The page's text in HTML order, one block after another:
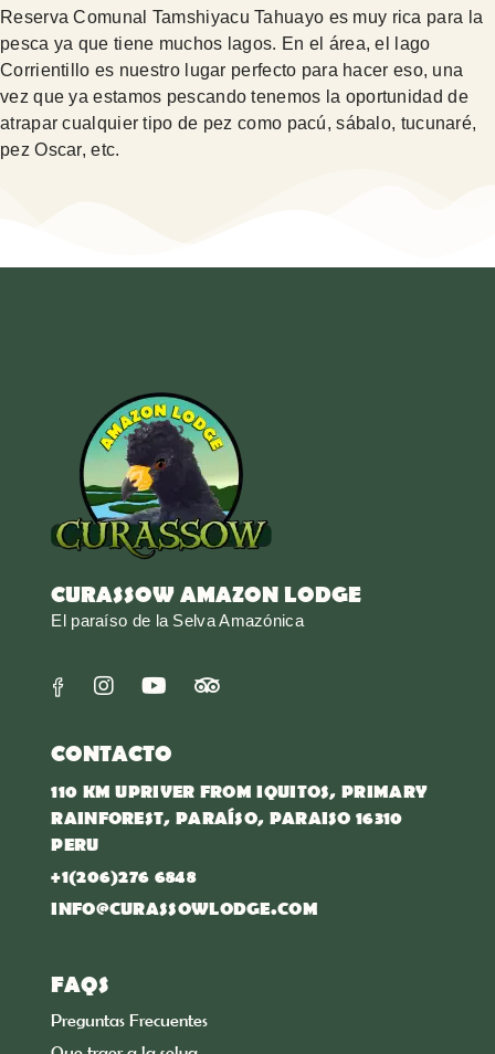
Reserva Comunal Tamshiyacu Tahuayo es muy rica para la
pesca ya que tiene muchos lagos. En el área, el lago
Corrientillo es nuestro lugar perfecto para hacer eso, una
vez que ya estamos pescando tenemos la oportunidad de
atrapar cualquier tipo de pez como pacú, sábalo, tucunaré,
pez Oscar, etc.
CURASSOW AMAZON LODGE
El paraíso de la Selva Amazónica
CONTACTO
110 KM UPRIVER FROM IQUITOS, PRIMARY
RAINFOREST, PARAÍSO, PARAISO 16310
PERU
+1(206)276 6848
INFO@CURASSOWLODGE.COM
FAQS
Preguntas Frecuentes